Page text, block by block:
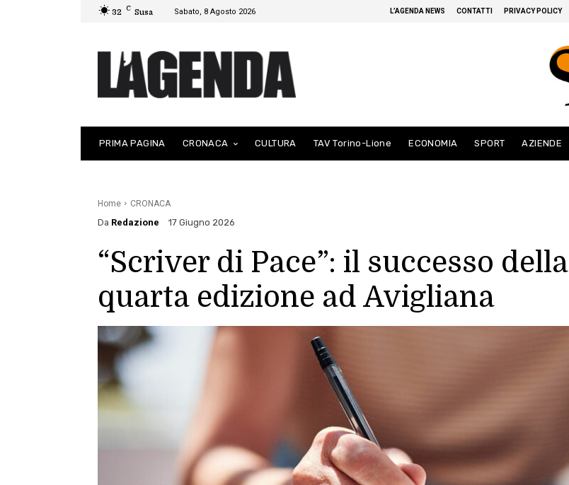
32 C Susa Sabato, 8 Agosto 2026 L’AGENDA NEWS CONTATTI PRIVACY POLICY
PRIMA PAGINA CRONACA CULTURA TAV Torino-Lione ECONOMIA SPORT AZIENDE
Home CRONACA
Da Redazione 17 Giugno 2026
“Scriver di Pace”: il successo della
quarta edizione ad Avigliana